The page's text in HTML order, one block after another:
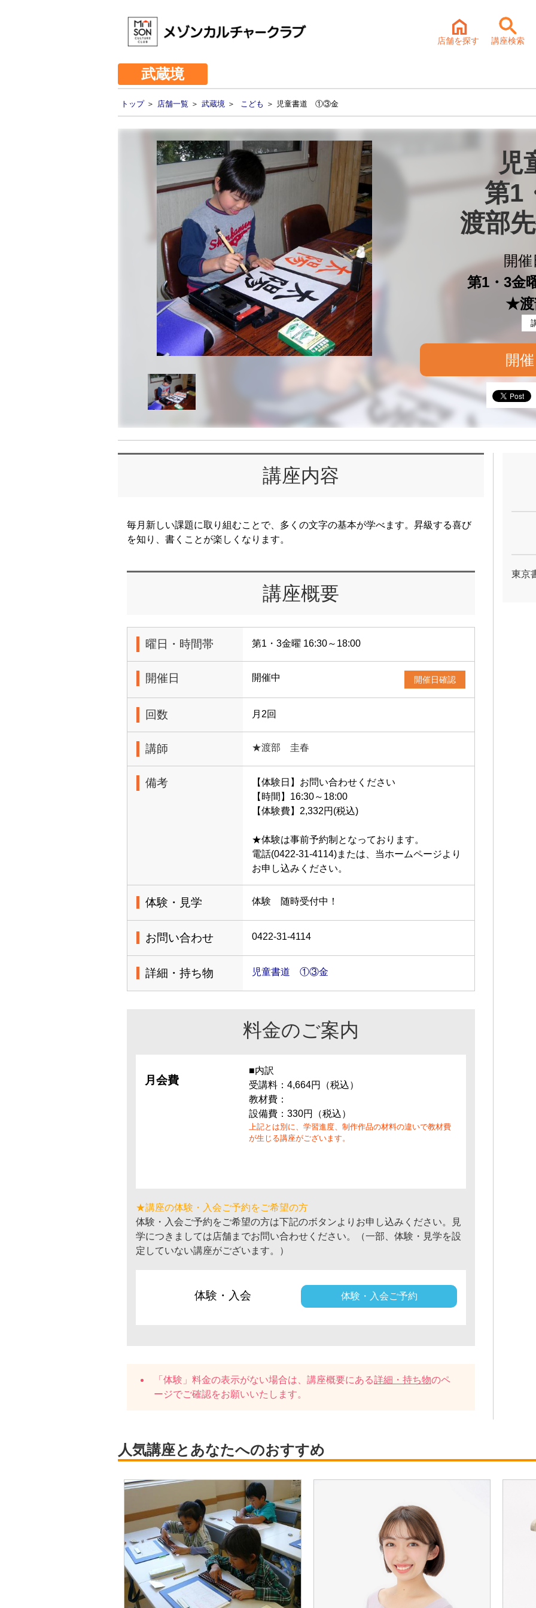
店舗を探す 講座検索
武蔵境
トップ＞ 店舗一覧 ＞ 武蔵境 ＞ こども ＞ 児童書道 ①③金
児
第1
渡部
開催
第1・3金
★
開
講座内容
毎月新しい課題に取り組むことで、多くの文字の基本が学べます。昇級する喜び
を知り、書くことが楽しくなります。
講座概要
曜日・時間帯 第1・3金曜 16:30～18:00
開催日 開催中 開催日確認
回数 月2回
講師 ★渡部 圭春
備考
【体験日】お問い合わせください
【時間】16:30～18:00
【体験費】2,332円(税込)
★体験は事前予約制となっております。
電話(0422-31-4114)または、当ホームページより
お申し込みください。
体験・見学 体験 随時受付中！
お問い合わせ 0422-31-4114
詳細・持ち物 児童書道 ①③金
料金のご案内
月会費
■内訳
受講料：4,664円（税込）
教材費：
設備費：330円（税込）
上記とは別に、学習進度、制作作品の材料の違いで教材費
が生じる講座がございます。
★講座の体験・入会ご予約をご希望の方
体験・入会ご予約をご希望の方は下記のボタンよりお申し込みください。見
学につきましては店舗までお問い合わせください。（一部、体験・見学を設
定していない講座がございます。）
体験・入会 体験・入会ご予約
「体験」料金の表示がない場合は、講座概要にある詳細・持ち物のペ
ージでご確認をお願いいたします。
東京